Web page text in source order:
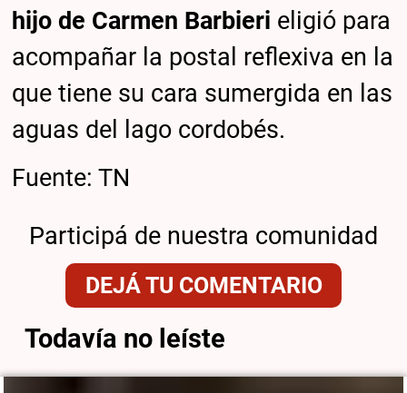
hijo de Carmen Barbieri eligió para
acompañar la postal reflexiva en la
que tiene su cara sumergida en las
aguas del lago cordobés.
Fuente: TN
Participá de nuestra comunidad
DEJÁ TU COMENTARIO
Todavía no leíste